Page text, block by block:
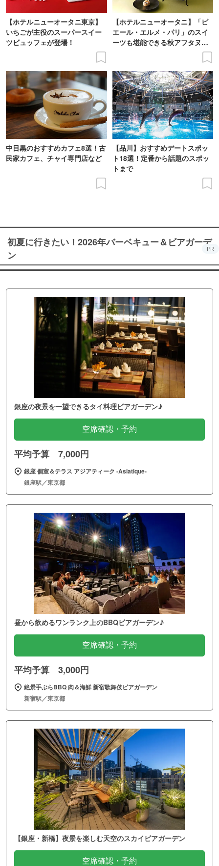
【ホテルニューオータニ東京】
いちごが主役のスーパースイー
ツビュッフェが登場！
【ホテルニューオータニ】「ピ
エール・エルメ・パリ」のスイ
ーツも堪能できる秋アフタヌー
中目黒のおすすめカフェ8選！古
民家カフェ、チャイ専門店など
【品川】おすすめデートスポッ
ト18選！定番から話題のスポッ
トまで
初夏に行きたい！2026年バーベキュー＆ビアガーデ
ン
PR
銀座の夜景を一望できるタイ料理ビアガーデン♪
空席確認・予約
平均予算 7,000円
銀座 個室＆テラス アジアティーク ‐Asiatique‐
銀座駅／東京都
昼から飲めるワンランク上のBBQビアガーデン♪
空席確認・予約
平均予算 3,000円
絶景手ぶらBBQ 肉＆海鮮 新宿歌舞伎ビアガーデン
新宿駅／東京都
【銀座・新橋】夜景を楽しむ天空のスカイビアガーデン
空席確認・予約